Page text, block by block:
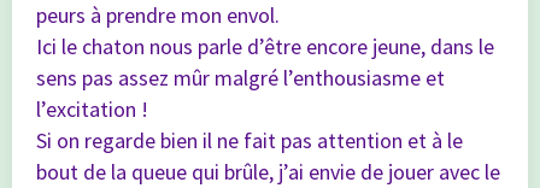
peurs à prendre mon envol.
Ici le chaton nous parle d’être encore jeune, dans le
sens pas assez mûr malgré l’enthousiasme et
l’excitation !
Si on regarde bien il ne fait pas attention et à le
bout de la queue qui brûle, j’ai envie de jouer avec le